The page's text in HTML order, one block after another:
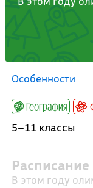
Особенности
География
5–11 классы
Расписание
В этом году